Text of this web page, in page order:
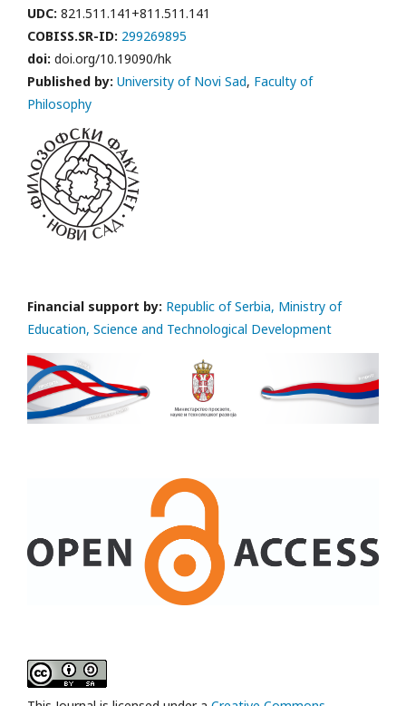
UDC: 821.511.141+811.511.141
COBISS.SR-ID: 299269895
doi: doi.org/10.19090/hk
Published by: University of Novi Sad, Faculty of
Philosophy
Financial support by: Republic of Serbia, Ministry of
Education, Science and Technological Development